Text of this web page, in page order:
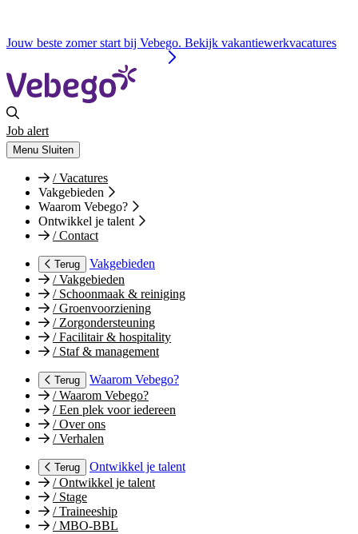
Jouw beste zomer start bij Vebego. Bekijk vakantiewerkvacatures
Job alert
Menu Sluiten
/Vacatures
Vakgebieden
Waarom Vebego?
Ontwikkel je talent
/Contact
Terug
Vakgebieden
/Vakgebieden
/Schoonmaak & reiniging
/Groenvoorziening
/Zorgondersteuning
/Facilitair & hospitality
/Staf & management
Terug
Waarom Vebego?
/Waarom Vebego?
/Een plek voor iedereen
/Over ons
/Verhalen
Terug
Ontwikkel je talent
/Ontwikkel je talent
/Stage
/Traineeship
/MBO-BBL